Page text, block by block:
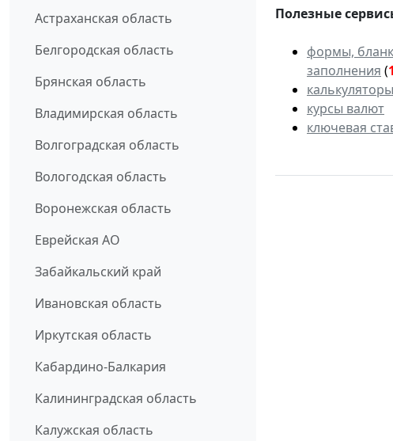
Астраханская область
Белгородская область
Брянская область
Владимирская область
Волгоградская область
Вологодская область
Воронежская область
Еврейская АО
Забайкальский край
Ивановская область
Иркутская область
Кабардино-Балкария
Калининградская область
Калужская область
Полезные
формы,
заполнения (
калькуляторы
курсы валют
ключевая